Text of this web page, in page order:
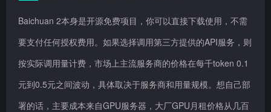
Baichuan 2本身是开源免费项目，你可以直接下载使用，不需
要支付任何授权费用。如果选择调用第三方提供的API服务，则
按实际调用量计费，市场上主流服务商的价格在每千token 0.1
元到0.5元之间波动，具体取决于服务商和用量规模。想自己部
署的话，主要成本来自GPU服务器，大厂GPU月租价格从几百